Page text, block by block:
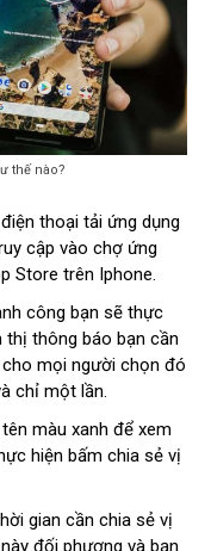
thế nào?
thoại tải ứng dụng
cập vào chợ ứng
Store trên Iphone.
công bạn sẽ thực
thị thông báo bạn cần
mọi người chọn đó
chỉ một lần.
màu xanh để xem
hiện bấm chia sẻ vị
gian cần chia sẻ vị
đối phương và bạn